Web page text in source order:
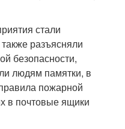
стали
разъясняли
безопасности,
людям памятки, в
пожарной
в почтовые ящики